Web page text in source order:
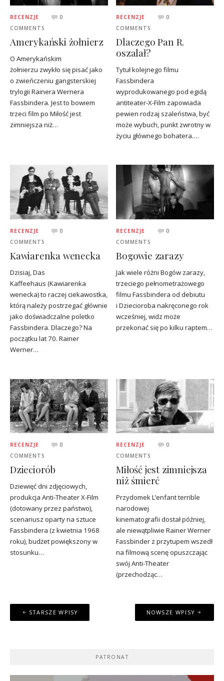
RECENZJE
0
COMMENTS
Amerykański żołnierz
O Amerykańskim
żołnierzu zwykło się pisać jako
o zwieńczeniu gangsterskiej
trylogii Rainera Wernera
Fassbindera. Jest to bowiem
trzeci film po Miłość jest
zimniejsza niż…
RECENZJE
0
COMMENTS
Dlaczego Pan R.
oszalał?
Tytuł kolejnego filmu
Fassbindera
wyprodukowanego pod egidą
antiteater-X-Film zapowiada
pewien rodzaj szaleństwa, być
może wybuch, punkt zwrotny w
życiu głównego bohatera.…
RECENZJE
0
COMMENTS
Kawiarenka wenecka
Dzisiaj, Das
Kaffeehaus (Kawiarenka
wenecka) to raczej ciekawostka,
którą należy postrzegać głównie
jako doświadczalne poletko
Fassbindera. Dlaczego? Na
początku lat 70. Rainer
Werner…
RECENZJE
0
COMMENTS
Bogowie zarazy
Jak wiele różni Bogów zarazy,
trzeciego pełnometrażowego
filmu Fassbindera od debiutu
i Dziecioroba nakręconego rok
wcześniej, widz może
przekonać się po kilku raptem…
RECENZJE
0
COMMENTS
Dzieciorób
Dziewięć dni zdjęciowych,
produkcja Anti-Theater X-Film
(dotowany przez państwo),
scenariusz oparty na sztuce
Fassbindera (z kwietnia 1968
roku), budżet powiększony w
stosunku…
RECENZJE
0
COMMENTS
Miłość jest zimniejsza
niż śmierć
Przydomek L’enfant terrible
narodowej
kinematografii dostał później,
ale niewątpliwie Rainer Werner
Fassbinder z przytupem wszedł
na filmową scenę opuszczając
swój Anti-Theater
(przechodząc…
Nawigacja
po
STARSZE WPISY NOWSZE WPISY
PATRONAT